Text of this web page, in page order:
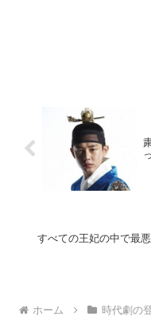
すべての王妃の中で最
ホーム 時代劇の